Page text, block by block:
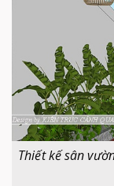
Thiết kế sân